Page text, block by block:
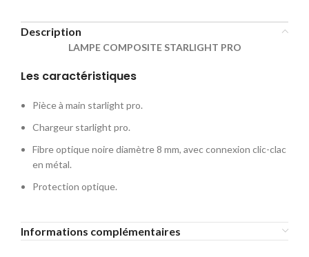
Description
LAMPE COMPOSITE STARLIGHT PRO
Les caractéristiques
Pièce à main starlight pro.
Chargeur starlight pro.
Fibre optique noire diamètre 8 mm, avec connexion clic-clac
en métal.
Protection optique.
Informations complémentaires